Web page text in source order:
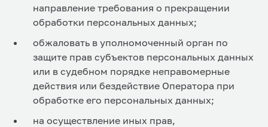
направление требования о прекращении
обработки персональных данных;
обжаловать в уполномоченный орган по
защите прав субъектов персональных данных
или в судебном порядке неправомерные
действия или бездействие Оператора при
обработке его персональных данных;
на осуществление иных прав,